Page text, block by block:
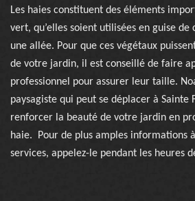
Les haies constituent des éléments
vert, qu’elles soient utilisées en guise
une allée. Pour que ces végétaux
de votre jardin, il est conseillé de faire
professionnel pour assurer leur taille.
paysagiste qui peut se déplacer à Sainte
renforcer la beauté de votre jardin en
haie. Pour de plus amples informations
services, appelez-le pendant les heures